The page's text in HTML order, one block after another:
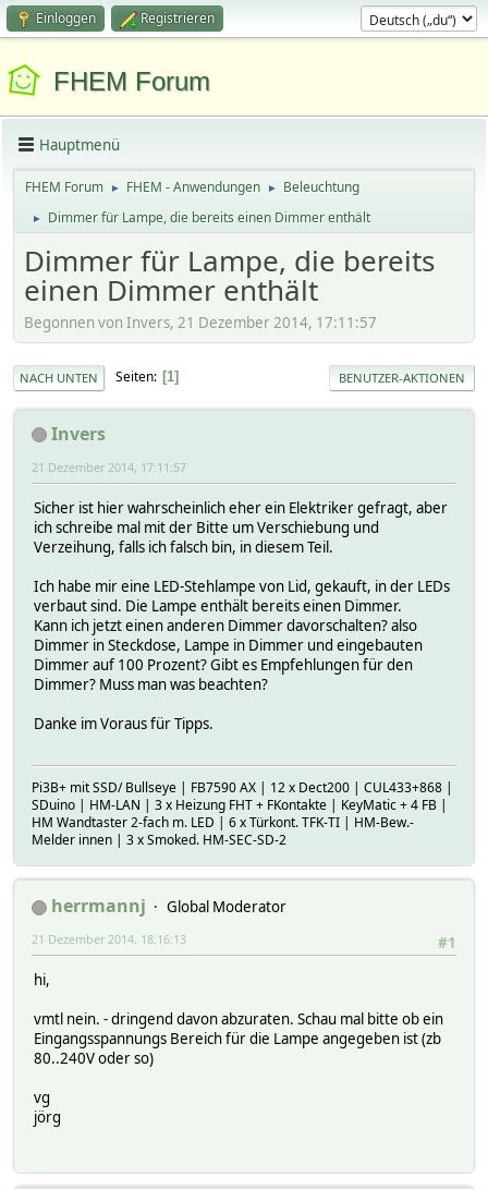
Einloggen Registrieren
FHEM Forum
Hauptmenü
FHEM Forum ► FHEM - Anwendungen ► Beleuchtung
► Dimmer für Lampe, die bereits einen Dimmer enthält
Dimmer für Lampe, die bereits
einen Dimmer enthält
Begonnen von Invers, 21 Dezember 2014, 17:11:57
NACH UNTEN Seiten 1 BENUTZER-AKTIONEN
Invers
21 Dezember 2014, 17:11:57
Sicher ist hier wahrscheinlich eher ein Elektriker gefragt, aber
ich schreibe mal mit der Bitte um Verschiebung und
Verzeihung, falls ich falsch bin, in diesem Teil.
Ich habe mir eine LED-Stehlampe von Lid, gekauft, in der LEDs
verbaut sind. Die Lampe enthält bereits einen Dimmer.
Kann ich jetzt einen anderen Dimmer davorschalten? also
Dimmer in Steckdose, Lampe in Dimmer und eingebauten
Dimmer auf 100 Prozent? Gibt es Empfehlungen für den
Dimmer? Muss man was beachten?
Danke im Voraus für Tipps.
Pi3B+ mit SSD/ Bullseye | FB7590 AX | 12 x Dect200 | CUL433+868 |
SDuino | HM-LAN | 3 x Heizung FHT + FKontakte | KeyMatic + 4 FB |
HM Wandtaster 2-fach m. LED | 6 x Türkont. TFK-TI | HM-Bew.-
Melder innen | 3 x Smoked. HM-SEC-SD-2
herrmannj
Global Moderator
#1
21 Dezember 2014, 18:16:13
hi,
vmtl nein. - dringend davon abzuraten. Schau mal bitte ob ein
Eingangsspannungs Bereich für die Lampe angegeben ist (zb
80..240V oder so)
vg
jörg